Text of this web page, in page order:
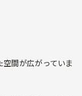
間が広がっていま